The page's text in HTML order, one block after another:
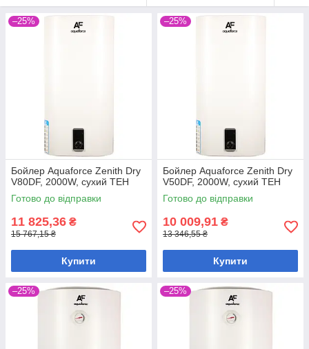
–25%
Бойлер Aquaforce Zenith Dry
V80DF, 2000W, сухий ТЕН
Готово до відправки
11 825,36 ₴
15 767,15 ₴
Купити
–25%
Бойлер Aquaforce Zenith Dry
V50DF, 2000W, сухий ТЕН
Готово до відправки
10 009,91 ₴
13 346,55 ₴
Купити
–25% –25%